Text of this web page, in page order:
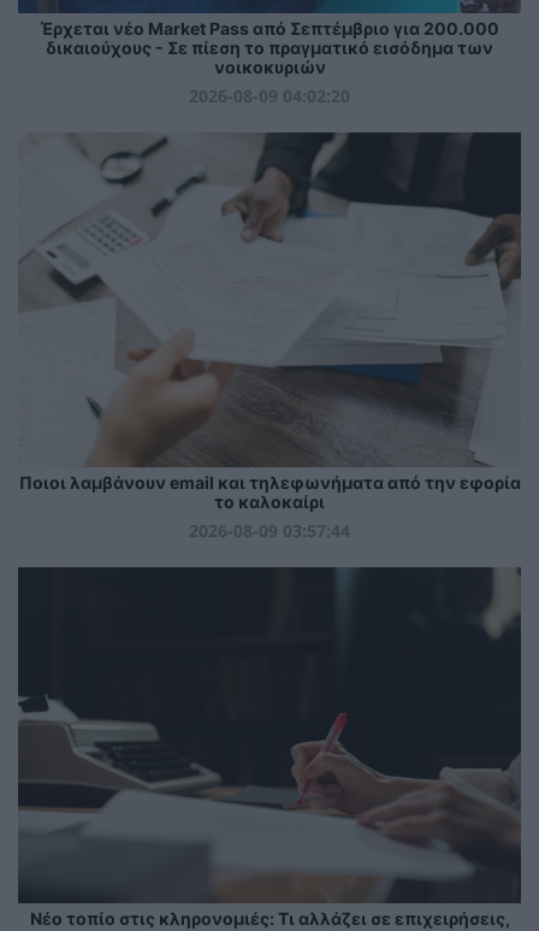
Έρχεται νέο Market Pass από Σεπτέμβριο για 200.000
δικαιούχους - Σε πίεση το πραγματικό εισόδημα των
νοικοκυριών
2026-08-09 04:02:20
Ποιοι λαμβάνουν email και τηλεφωνήματα από την εφορία
το καλοκαίρι
2026-08-09 03:57:44
Νέο τοπίο στις κληρονομιές: Τι αλλάζει σε επιχειρήσεις,